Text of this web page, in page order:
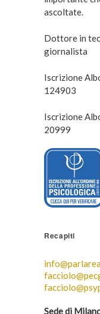
ascoltate.
Dottore in
giornalista
Iscrizione
124903
Iscrizione
20999
Recapiti
Sede di